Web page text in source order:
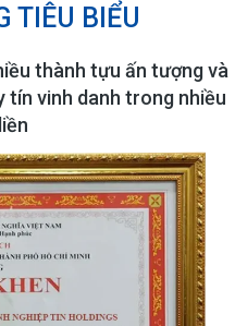
TIÊU BIỂU
thành tựu ấn tượng và
tín vinh danh trong nhiều